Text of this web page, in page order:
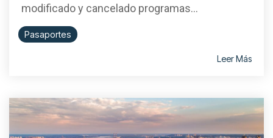
modificado y cancelado programas...
Pasaportes
Leer Más